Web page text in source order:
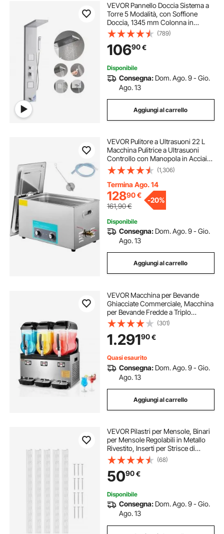
VEVOR Pannello Doccia Sistema a
Torre 5 Modalità, con Soffione
Doccia, 1345 mm Colonna in
Acciaio Inox, Sistema Massaggio a
Parete, con Doccetta, Beccuccio per
Vasca, 2 Getti Corporei
(789)
10690€
Disponibile
Consegna: Dom. Ago. 9 - Gio.
Ago. 13
Aggiungi al carrello
VEVOR Pulitore a Ultrasuoni 22 L
Macchina Pulitrice a Ultrasuoni
Controllo con Manopola in Acciaio
Inossidabile 304, con
Temporizzatore Riscaldatore per
Gioielli, Orologi, Occhiali, Strumenti
Dentali
(1,306)
Termina Ago. 14
12890€
161,90€
-20%
Disponibile
Consegna: Dom. Ago. 9 - Gio.
Ago. 13
Aggiungi al carrello
VEVOR Macchina per Bevande
Ghiacciate Commerciale, Macchina
per Bevande Fredde a Triplo
Serbatoio 12L x 3, Macchina per
Bevande Ghiacciate in Acciaio Inox,
Macchina per Bevande Smoothie
Bar Hotel
(301)
1.29190€
Quasi esaurito
Consegna: Dom. Ago. 9 - Gio.
Ago. 13
Aggiungi al carrello
VEVOR Pilastri per Mensole, Binari
per Mensole Regolabili in Metallo
Rivestito, Inserti per Strisce di
Pilastri con 25 Viti, per Scaffalature
a Parete e Armadio, 1536 x 27 x 16
mm, 5 Pezzi
(68)
5090€
Disponibile
Consegna: Dom. Ago. 9 - Gio.
Ago. 13